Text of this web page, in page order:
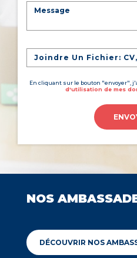
Joindre Un Fichier:
En cliquant sur le bouton "envoyer",
d'utilisation de mes
NOS
DÉCOUVRIR NOS